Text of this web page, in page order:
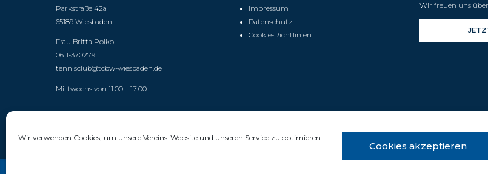
Wir verwenden Cookies, um unsere Vereins-Website und unseren Service zu optimieren.
Cookies akzeptieren
Parkstraße 42a
65189 Wiesbaden
Frau Britta Polko
0611-370279
tennisclub@tcbw-wiesbaden.de
Mittwochs von 11:00 – 17:00
Impressum
Datenschutz
Cookie-Richtlinien
Wir freuen uns